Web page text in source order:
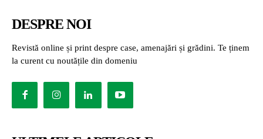
DESPRE NOI
Revistă online și print despre case, amenajări și grădini. Te ținem
la curent cu noutățile din domeniu